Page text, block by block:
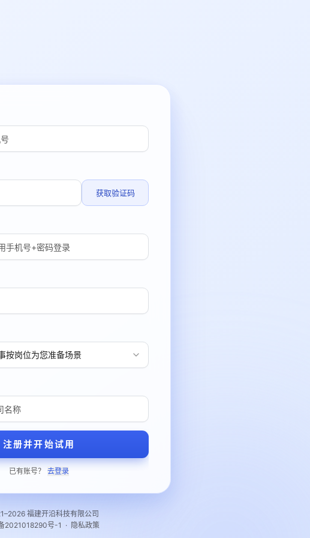
获取验证码
按岗位为您准备场景
注册并开始试用
已有账号？ 去登录
福建开沿科技有限公司
2021018290号-1 · 隐私政策